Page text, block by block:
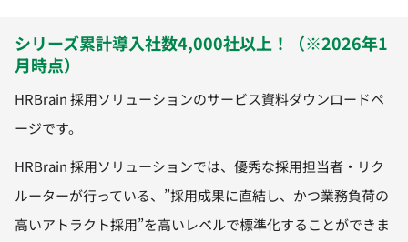
シリーズ累計導入社数4,000社以上！（※2026年1
月時点）
HRBrain 採用ソリューションのサービス資料ダウンロードペ
ージです。
HRBrain 採用ソリューションでは、 優秀な採用担当者・リク
ルーターが行っている、”採用成果に直結し、かつ業務負荷の
高いアトラクト採用”を高いレベルで標準化することができま